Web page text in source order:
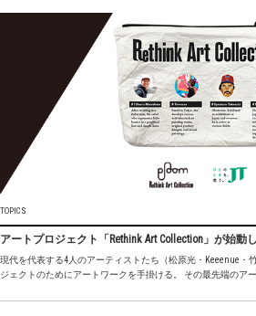
TOPICS
アートプロジェクト「Rethink Art Collection」が始動し
現代を代表する4人のアーティストたち（松原光・Keeenue・
ジェクトのためにアートワークを手掛ける。 その最先端のア